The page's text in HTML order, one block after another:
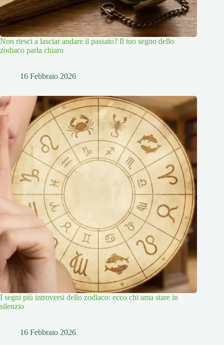
Non riesci a lasciar andare il passato? Il tuo segno dello
zodiaco parla chiaro
16 Febbraio 2026
I segni più introversi dello zodiaco: ecco chi ama stare in
silenzio
16 Febbraio 2026